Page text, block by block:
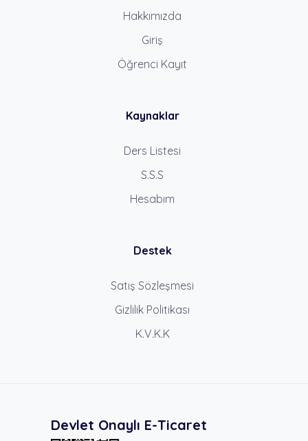
Hakkımızda
Giriş
Öğrenci Kayıt
Kaynaklar
Ders Listesi
S.S.S
Hesabım
Destek
Satış Sözleşmesi
Gizlilik Politikası
K.V.K.K
Devlet Onaylı E-Ticaret